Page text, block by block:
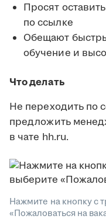
Просят
по ссылке
Обещают
обучение и
Что делать
Не переходить по
предложить
в чате hh.ru.
Нажмите на кнопку с
«Пожаловаться на